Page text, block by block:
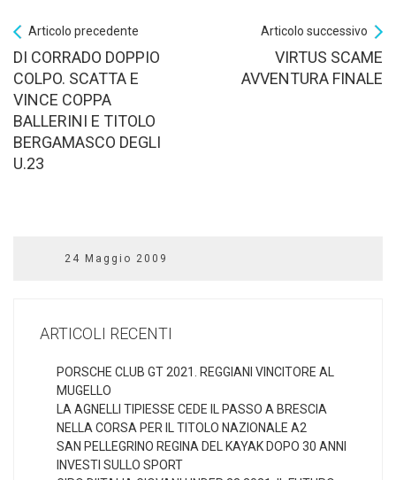
Articolo precedente
DI CORRADO DOPPIO
COLPO. SCATTA E
VINCE COPPA
BALLERINI E TITOLO
BERGAMASCO DEGLI
U.23
Articolo successivo
VIRTUS SCAME
AVVENTURA FINALE
24 Maggio 2009
ARTICOLI RECENTI
PORSCHE CLUB GT 2021. REGGIANI VINCITORE AL
MUGELLO
LA AGNELLI TIPIESSE CEDE IL PASSO A BRESCIA
NELLA CORSA PER IL TITOLO NAZIONALE A2
SAN PELLEGRINO REGINA DEL KAYAK DOPO 30 ANNI
INVESTI SULLO SPORT